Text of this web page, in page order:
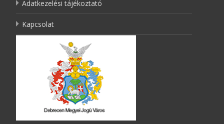
Adatkezelési tájékoztató
Kapcsolat